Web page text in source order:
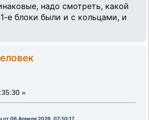
надо смотреть, какой
е блоки были и с кольцами, и
»
06 Апреля 2026, 07:10:17